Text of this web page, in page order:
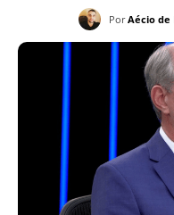
Por Aécio de